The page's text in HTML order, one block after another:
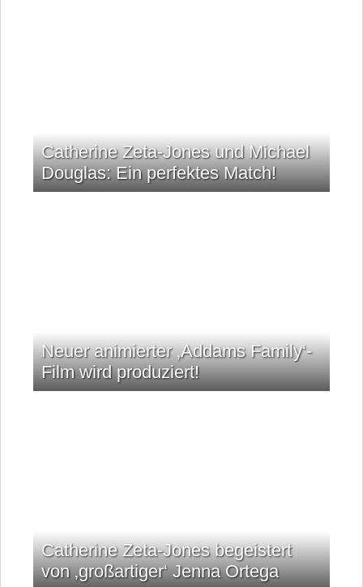
Catherine Zeta-Jones und Michael
Douglas: Ein perfektes Match!
Neuer animierter ‚Addams Family‘-
Film wird produziert!
Catherine Zeta-Jones begeistert
von ‚großartiger‘ Jenna Ortega